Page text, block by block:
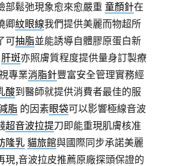
部鬆弛現象愈來愈嚴重童顏針在
卿紋眼線我們提供美麗而物超所
可抽脂並能誘導自體膠原蛋白新
肝斑亦照膚質程度提供量身訂製療
專業消脂針豐富安全管理實務經
酸到醫師就提供消費者最佳的服
脂 的因素眼袋可以影響極線音波
超音波拉提刀即能重現肌膚核准
隆乳 貓旅館與國際同步承諾美麗
現,音波拉皮推薦原廠探頭保證的